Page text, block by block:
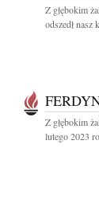
Z głębokim
odszedł
Z głębokim
lutego 2023